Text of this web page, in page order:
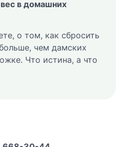
в домашних
о том, как сбросить
чем дамских
Что истина, а что